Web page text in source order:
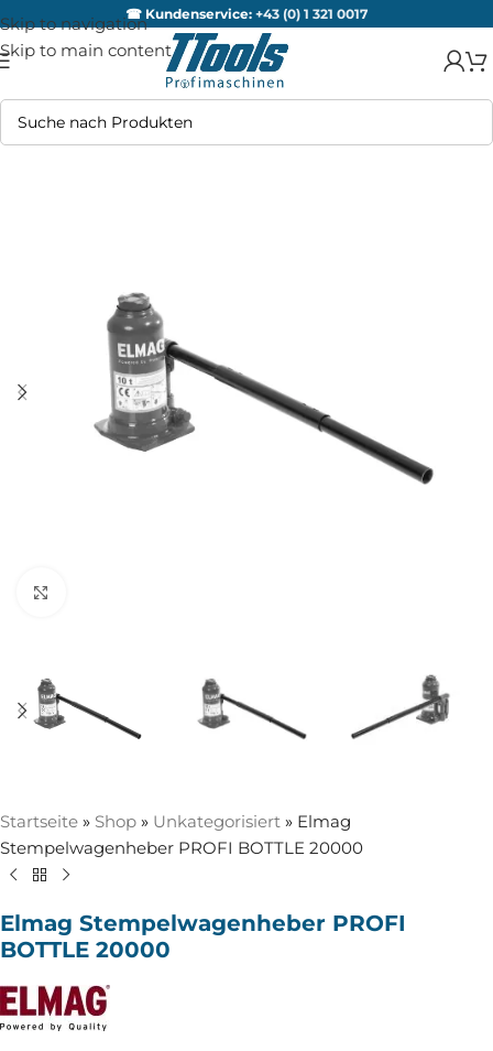
Skip to navigation
Skip to main content
☎ Kundenservice: +43 (0) 1 321 0017
Startseite » Shop » Unkategorisiert » Elmag
Stempelwagenheber PROFI BOTTLE 20000
Elmag Stempelwagenheber PROFI
BOTTLE 20000